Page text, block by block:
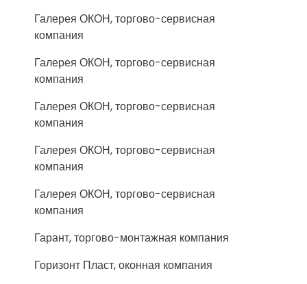
Галерея ОКОН, торгово-сервисная
компания
Галерея ОКОН, торгово-сервисная
компания
Галерея ОКОН, торгово-сервисная
компания
Галерея ОКОН, торгово-сервисная
компания
Галерея ОКОН, торгово-сервисная
компания
Гарант, торгово-монтажная компания
Горизонт Пласт, оконная компания